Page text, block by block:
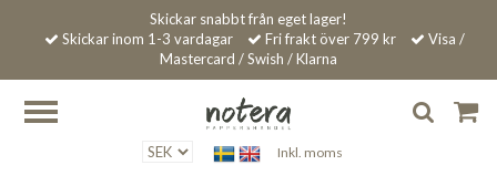
Skickar snabbt från eget lager!
Skickar inom 1-3 vardagar
Fri frakt över 799 kr
Visa /
Mastercard / Swish / Klarna
Inkl. moms